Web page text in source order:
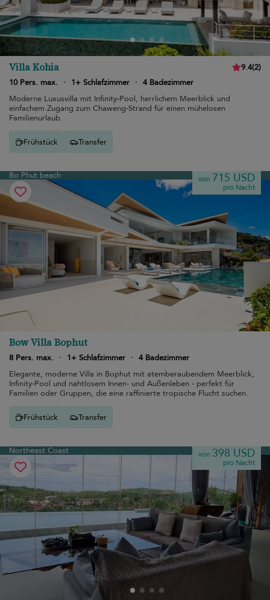
Villa Kohia 9.4(2)
10 Pers. max.
· 1+ Schlafzimmer · 4 Badezimmer
Moderne Luxusvilla mit Infinity-Pool, herrlichem Meerblick und
einfachem Zugang zum Chaweng-Strand für einen mühelosen
Familienurlaub.
Frühstück Transfer
Bo Phut beach von 715 USD
pro Nacht
Bow Villa Bophut
8 Pers. max. · 1+ Schlafzimmer · 4 Badezimmer
Elegante, moderne Villa in Bophut mit atemberaubendem Meerblick,
Infinity-Pool und nahtlosem Innen- und Außenleben - perfekt für
Familien oder Gruppen, die eine raffinierte tropische Flucht suchen.
Frühstück Transfer
Northeast Coast von 398 USD
pro Nacht